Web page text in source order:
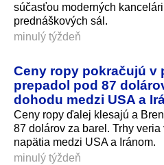
súčasťou moderných
prednáškových sál.
minulý týždeň
Ceny ropy pokračujú v
prepadol pod 87
dohodu medzi USA a
Ceny ropy ďalej klesajú a
87 dolárov za barel. Trhy
napätia medzi USA a Iránom.
minulý týždeň